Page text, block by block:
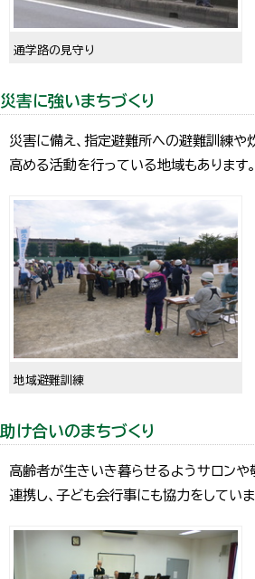
通学路の見守り
災害に強いまちづくり
災害に備え、指定避難所への避難訓練や
高める活動を行っている地域もあります。
地域避難訓練
助け合いのまちづくり
高齢者が生きいき暮らせるようサロンや
連携し、子ども会行事にも協力をしていま